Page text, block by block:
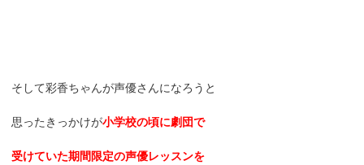
そして彩香ちゃんが声優さんになろうと
思ったきっかけが小学校の頃に劇団で
受けていた期間限定の声優レッスンを